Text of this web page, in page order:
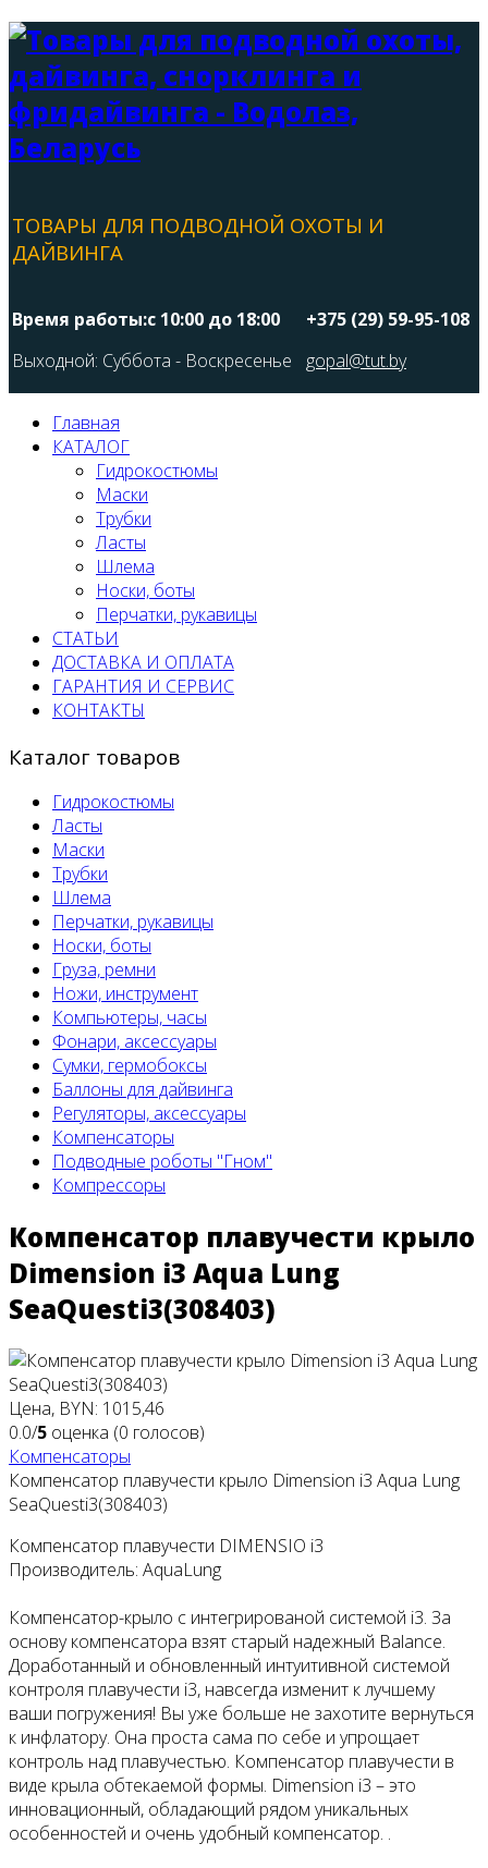
ТОВАРЫ ДЛЯ ПОДВОДНОЙ ОХОТЫ И
ДАЙВИНГА
Время работы:с 10:00 до 18:00
Выходной: Суббота - Воскресенье
+375 (29) 59-95-108
gopal@tut.by
Главная
КАТАЛОГ
Гидрокостюмы
Маски
Трубки
Ласты
Шлема
Носки, боты
Перчатки, рукавицы
СТАТЬИ
ДОСТАВКА И ОПЛАТА
ГАРАНТИЯ И СЕРВИС
КОНТАКТЫ
Каталог товаров
Гидрокостюмы
Ласты
Маски
Трубки
Шлема
Перчатки, рукавицы
Носки, боты
Груза, ремни
Ножи, инструмент
Компьютеры, часы
Фонари, аксессуары
Сумки, гермобоксы
Баллоны для дайвинга
Регуляторы, аксессуары
Компенсаторы
Подводные роботы "Гном"
Компрессоры
Компенсатор плавучести крыло
Dimension i3 Aqua Lung
SeaQuesti3(308403)
Цена, BYN: 1015,46
0.0/5 оценка (0 голосов)
Компенсаторы
Компенсатор плавучести крыло Dimension i3 Aqua Lung
SeaQuesti3(308403)
Компенсатор плавучести DIMENSIO i3
Производитель: AquaLung
Компенсатор-крыло с интегрированой системой i3. За
основу компенсатора взят старый надежный Balance.
Доработанный и обновленный интуитивной системой
контроля плавучести i3, навсегда изменит к лучшему
ваши погружения! Вы уже больше не захотите вернуться
к инфлатору. Она проста сама по себе и упрощает
контроль над плавучестью. Компенсатор плавучести в
виде крыла обтекаемой формы. Dimension i3 – это
инновационный, обладающий рядом уникальных
особенностей и очень удобный компенсатор. .